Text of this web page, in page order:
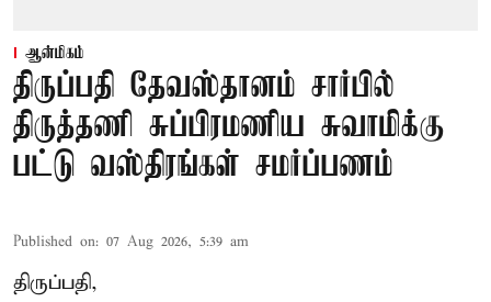
ஆன்மிகம்
திருப்பதி தேவஸ்தானம் சார்பில்
திருத்தணி சுப்பிரமணிய சுவாமிக்கு
பட்டு வஸ்திரங்கள் சமர்ப்பணம்
Published on: 07 Aug 2026, 5:39 am
திருப்பதி,